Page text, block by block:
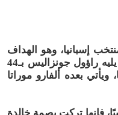
إسبانيا، وهو الهداف
التاريخي للماتادور برصيد 59 هدفًا، يليه راؤول جونزاليس بـ44
توريس بـ38 هدفًا، ويأتي بعده ألفارو موراتا